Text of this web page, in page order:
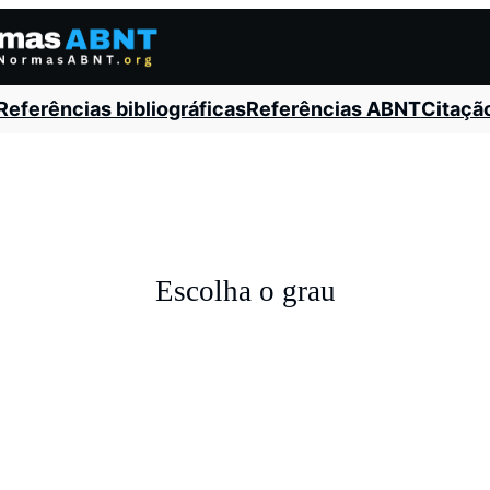
bibliográficasReferências ABNT
Escolha o grau